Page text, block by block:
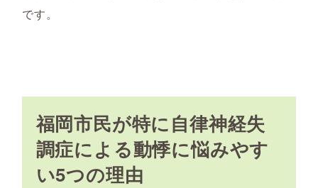
です。
福岡市民が特に自律神経失
調症による動悸に悩みやす
い5つの理由